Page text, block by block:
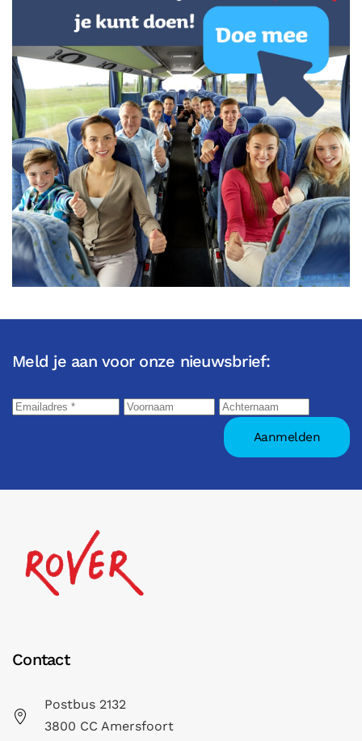
Meld je aan voor onze nieuwsbrief:
Contact
Postbus 2132
3800 CC Amersfoort